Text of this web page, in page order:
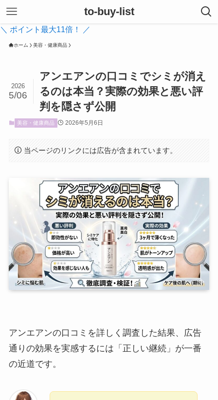
to-buy-list
＼ ポイント最大11倍！ ／
ホーム 美容・健康商品
アンエアンの口コミでシミが消え
るのは本当？実際の効果と悪い評
判を隠さず公開
2026
5/06
美容・健康商品 2026年5月6日
当ページのリンクには広告が含まれています。
アンエアンの口コミを詳しく調査した結果、広告
通りの効果を実感するには「正しい継続」が一番
の近道です。